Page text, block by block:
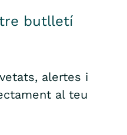
butlletí
alertes i
al teu